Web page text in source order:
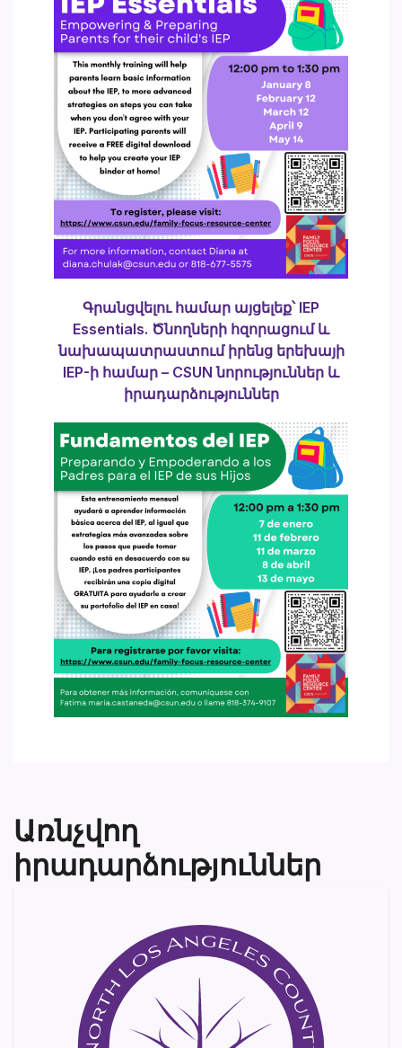
Գրանցվելու համար այցելեք՝ IEP
Essentials. Ծնողների հզորացում և
նախապատրաստում իրենց երեխայի
IEP-ի համար – CSUN նորություններ և
իրադարձություններ
Առնչվող
իրադարձություններ